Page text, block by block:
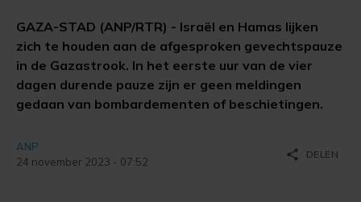
GAZA-STAD (ANP/RTR) - Israël en Hamas lijken
zich te houden aan de afgesproken gevechtspauze
in de Gazastrook. In het eerste uur van de vier
dagen durende pauze zijn er geen meldingen
gedaan van bombardementen of beschietingen.
ANP
24 november 2023 - 07:52
share DELEN